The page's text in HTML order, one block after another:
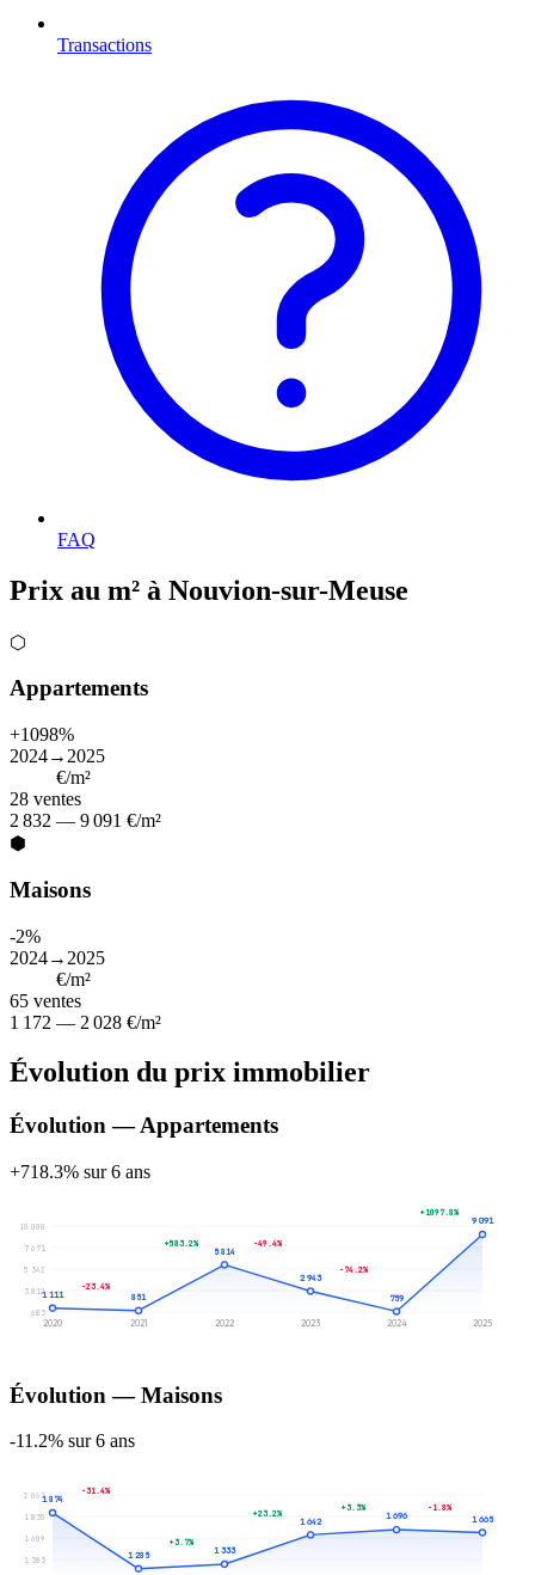
Transactions
FAQ
Prix au m² à Nouvion-sur-Meuse
⬡
Appartements
+1098%
2024→2025
€/m²
28 ventes
2 832 — 9 091 €/m²
⬢
Maisons
-2%
2024→2025
€/m²
65 ventes
1 172 — 2 028 €/m²
Évolution du prix immobilier
Évolution — Appartements
+718.3% sur 6 ans
683
3 012
5 342
7 671
10 000
1 111
2020
851
2021
5 814
2022
2 943
2023
759
2024
9 091
2025
-23.4%
+583.2% -49.4%
-74.2%
+1097.8%
Évolution — Maisons
-11.2% sur 6 ans
1 383
1 609
1 835
2 0611 874
1 285 1 333
1 642 1 696 1 665
-31.4%
+3.7%
+23.2% +3.3% -1.8%